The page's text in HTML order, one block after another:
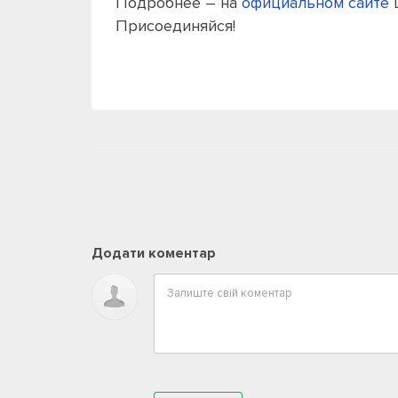
Присоединяйся!
Додати коментар